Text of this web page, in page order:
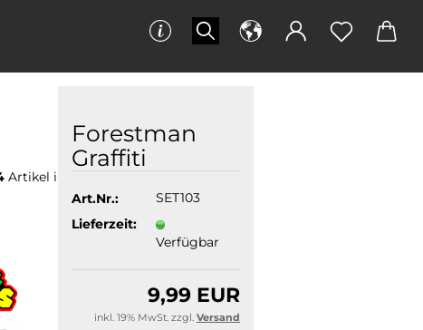
Artikel in dieser Kategorie
Forestman
Graffiti
Art.Nr.:
SET103
Lieferzeit:
Verfügbar
9,99 EUR
inkl. 19% MwSt. zzgl. Versand